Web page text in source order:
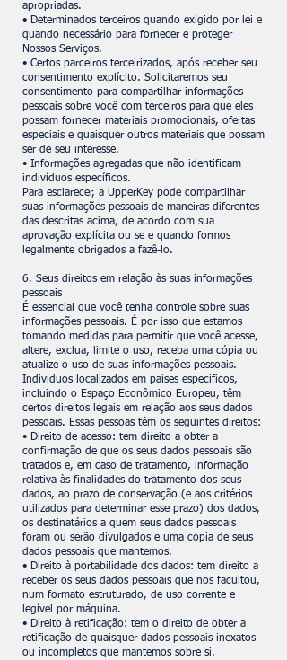
apropriadas.
• Determinados terceiros quando exigido por lei e
quando necessário para fornecer e proteger
Nossos Serviços.
• Certos parceiros terceirizados, após receber seu
consentimento explícito. Solicitaremos seu
consentimento para compartilhar informações
pessoais sobre você com terceiros para que eles
possam fornecer materiais promocionais, ofertas
especiais e quaisquer outros materiais que possam
ser de seu interesse.
• Informações agregadas que não identificam
indivíduos específicos.
Para esclarecer, a UpperKey pode compartilhar
suas informações pessoais de maneiras diferentes
das descritas acima, de acordo com sua
aprovação explícita ou se e quando formos
legalmente obrigados a fazê-lo.
6. Seus direitos em relação às suas informações
pessoais
É essencial que você tenha controle sobre suas
informações pessoais. É por isso que estamos
tomando medidas para permitir que você acesse,
altere, exclua, limite o uso, receba uma cópia ou
atualize o uso de suas informações pessoais.
Indivíduos localizados em países específicos,
incluindo o Espaço Econômico Europeu, têm
certos direitos legais em relação aos seus dados
pessoais. Essas pessoas têm os seguintes direitos:
• Direito de acesso: tem direito a obter a
confirmação de que os seus dados pessoais são
tratados e, em caso de tratamento, informação
relativa às finalidades do tratamento dos seus
dados, ao prazo de conservação (e aos critérios
utilizados para determinar esse prazo) dos dados,
os destinatários a quem seus dados pessoais
foram ou serão divulgados e uma cópia de seus
dados pessoais que mantemos.
• Direito à portabilidade dos dados: tem direito a
receber os seus dados pessoais que nos facultou,
num formato estruturado, de uso corrente e
legível por máquina.
• Direito à retificação: tem o direito de obter a
retificação de quaisquer dados pessoais inexatos
ou incompletos que mantemos sobre si.